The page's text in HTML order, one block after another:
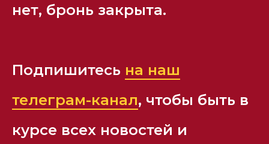
нет, бронь закрыта.
Подпишитесь на наш
телеграм-канал, чтобы быть в
курсе всех новостей и